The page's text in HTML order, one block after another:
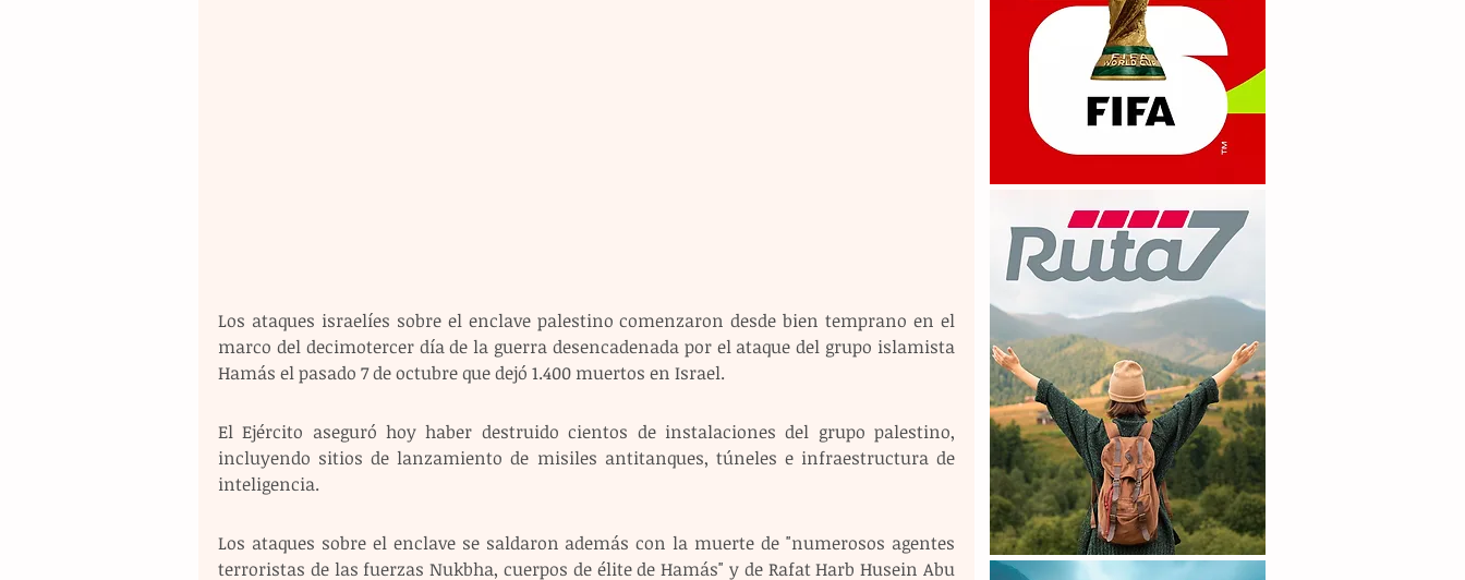
Los ataques israelíes sobre el enclave palestino comenzaron desde bien temprano en el
marco del decimotercer día de la guerra desencadenada por el ataque del grupo islamista
Hamás el pasado 7 de octubre que dejó 1.400 muertos en Israel.
El Ejército aseguró hoy haber destruido cientos de instalaciones del grupo palestino,
incluyendo sitios de lanzamiento de misiles antitanques, túneles e infraestructura de
inteligencia.
Los ataques sobre el enclave se saldaron además con la muerte de "numerosos agentes
terroristas de las fuerzas Nukbha, cuerpos de élite de Hamás" y de Rafat Harb Husein Abu